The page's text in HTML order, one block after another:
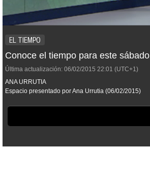
EL TIEMPO
Conoce el tiempo para este sábado
Última actualización: 06/02/2015 22:01 (UTC+1)
ANA URRUTIA
Espacio presentado por Ana Urrutia (06/02/2015)